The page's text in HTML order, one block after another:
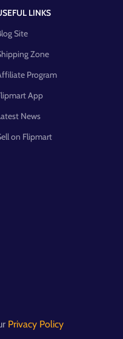
LINKS
Site
Zone
Program
App
News
on Flipmart
Privacy Policy